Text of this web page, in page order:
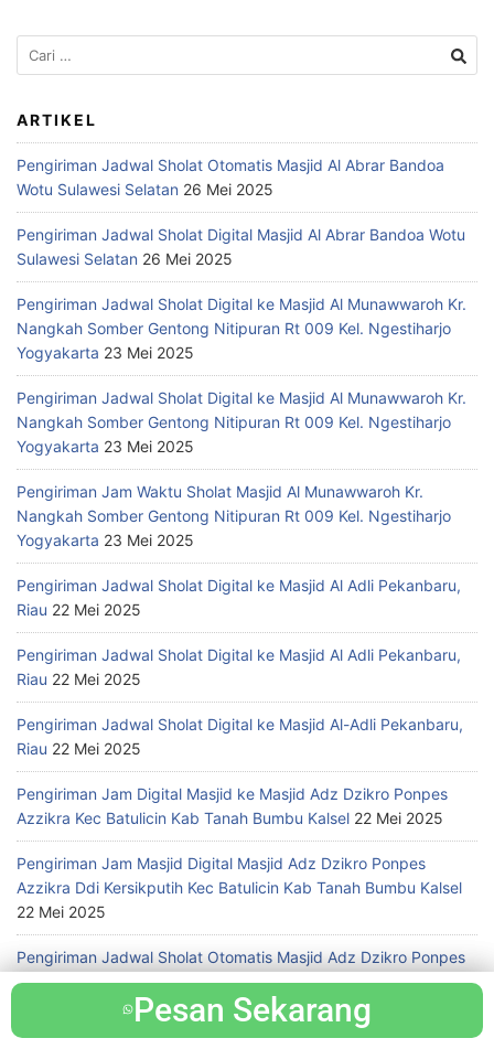
Pesan Sekarang
Pesan Sekarang
ARTIKEL
Pengiriman Jadwal Sholat Otomatis Masjid Al Abrar Bandoa
Wotu Sulawesi Selatan 26 Mei 2025
Pengiriman Jadwal Sholat Digital Masjid Al Abrar Bandoa Wotu
Sulawesi Selatan 26 Mei 2025
Pengiriman Jadwal Sholat Digital ke Masjid Al Munawwaroh Kr.
Nangkah Somber Gentong Nitipuran Rt 009 Kel. Ngestiharjo
Yogyakarta 23 Mei 2025
Pengiriman Jadwal Sholat Digital ke Masjid Al Munawwaroh Kr.
Nangkah Somber Gentong Nitipuran Rt 009 Kel. Ngestiharjo
Yogyakarta 23 Mei 2025
Pengiriman Jam Waktu Sholat Masjid Al Munawwaroh Kr.
Nangkah Somber Gentong Nitipuran Rt 009 Kel. Ngestiharjo
Yogyakarta 23 Mei 2025
Pengiriman Jadwal Sholat Digital ke Masjid Al Adli Pekanbaru,
Riau 22 Mei 2025
Pengiriman Jadwal Sholat Digital ke Masjid Al Adli Pekanbaru,
Riau 22 Mei 2025
Pengiriman Jadwal Sholat Digital ke Masjid Al-Adli Pekanbaru,
Riau 22 Mei 2025
Pengiriman Jam Digital Masjid ke Masjid Adz Dzikro Ponpes
Azzikra Kec Batulicin Kab Tanah Bumbu Kalsel 22 Mei 2025
Pengiriman Jam Masjid Digital Masjid Adz Dzikro Ponpes
Azzikra Ddi Kersikputih Kec Batulicin Kab Tanah Bumbu Kalsel
22 Mei 2025
Pengiriman Jadwal Sholat Otomatis Masjid Adz Dzikro Ponpes
Azzikra Kab. Tanah Bumbu Kalimantan Selatan 21 Mei 2025
Pengiriman Jam Masjid Otomatis Masjid Adz Dzikro Pontianak